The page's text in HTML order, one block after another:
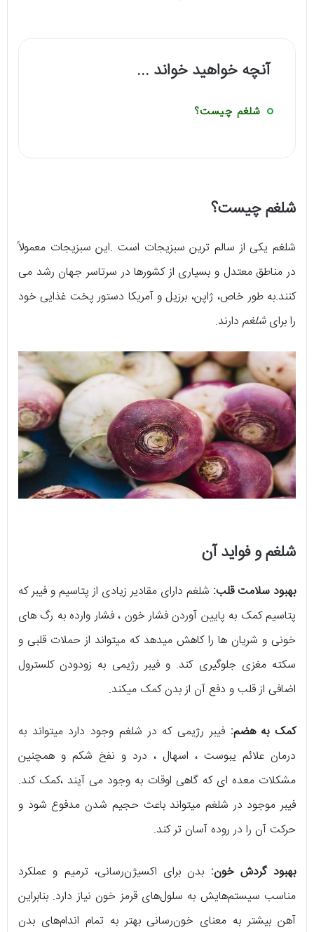
آنچه خواهید خواند ...
شلغم چیست؟
شلغم چیست؟
شلغم یکی از سالم ترین سبزیجات است .این سبزیجات معمولاً
در مناطق معتدل و بسیاری از کشورها در سرتاسر جهان رشد می
کنند.به طور خاص، ژاپن، برزیل و آمریکا دستور پخت غذایی خود
را برایشلغم دارند.
شلغم و فواید آن
بهبود سلامت قلب: شلغم دارای مقادیر زیادی از پتاسیم و فیبر که
پتاسیم کمک به پایین آوردن فشار خون ، فشار وارده به رگ های
خونی و شریان ها را کاهش میدهد که میتواند از حملات قلبی و
سکته مغزی جلوگیری کند. و فیبر رژیمی به زودودن کلسترول
اضافی از قلب و دفع آن از بدن کمک میکند.
کمک به هضم: فیبر رژیمی که در شلغم وجود دارد میتواند به
درمان علائم یبوست ، اسهال ، درد و نفخ شکم و همچنین
مشکلات معده ای که گاهی اوقات به وجود می آیند ،کمک کند.
فیبر موجود در شلغم میتواند باعث حجیم شدن مدفوع شود و
حرکت آن را در روده آسان تر کند.
بهبود گردش خون: بدن برای اکسیژن‌رسانی، ترمیم و عملکرد
مناسب سیستم‌هایش به سلول‌های قرمز خون نیاز دارد. بنابراین
آهن بیشتر به معنای خون‌رسانی بهتر به تمام اندام‌های بدن